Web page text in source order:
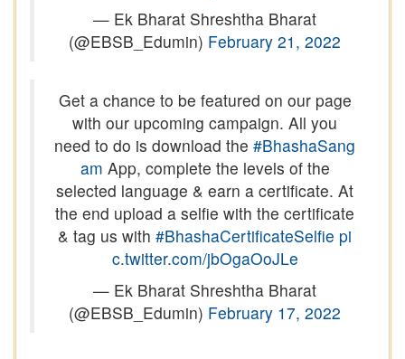
— Ek Bharat Shreshtha Bharat
(@EBSB_Edumin) February 21, 2022
Get a chance to be featured on our page
with our upcoming campaign. All you
need to do is download the #BhashaSang
am App, complete the levels of the
selected language & earn a certificate. At
the end upload a selfie with the certificate
& tag us with #BhashaCertificateSelfie pi
c.twitter.com/jbOgaOoJLe
— Ek Bharat Shreshtha Bharat
(@EBSB_Edumin) February 17, 2022